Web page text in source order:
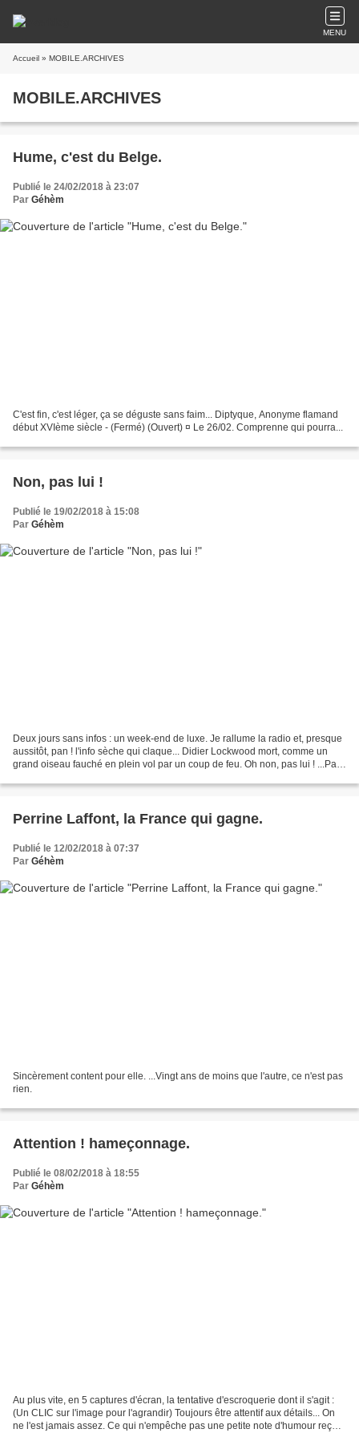
MENU
Accueil » MOBILE.ARCHIVES
MOBILE.ARCHIVES
Hume, c'est du Belge.
Publié le 24/02/2018 à 23:07
Par Géhèm
C'est fin, c'est léger, ça se déguste sans faim... Diptyque, Anonyme flamand
début XVIème siècle - (Fermé) (Ouvert) ¤ Le 26/02. Comprenne qui pourra...
Non, pas lui !
Publié le 19/02/2018 à 15:08
Par Géhèm
Deux jours sans infos : un week-end de luxe. Je rallume la radio et, presque
aussitôt, pan ! l'info sèche qui claque... Didier Lockwood mort, comme un
grand oiseau fauché en plein vol par un coup de feu. Oh non, pas lui ! ...Pas
Perrine Laffont, la France qui gagne.
Publié le 12/02/2018 à 07:37
Par Géhèm
Sincèrement content pour elle. ...Vingt ans de moins que l'autre, ce n'est pas
rien.
Attention ! hameçonnage.
Publié le 08/02/2018 à 18:55
Par Géhèm
Au plus vite, en 5 captures d'écran, la tentative d'escroquerie dont il s'agit :
(Un CLIC sur l'image pour l'agrandir) Toujours être attentif aux détails... On
ne l'est jamais assez. Ce qui n'empêche pas une petite note d'humour reçue